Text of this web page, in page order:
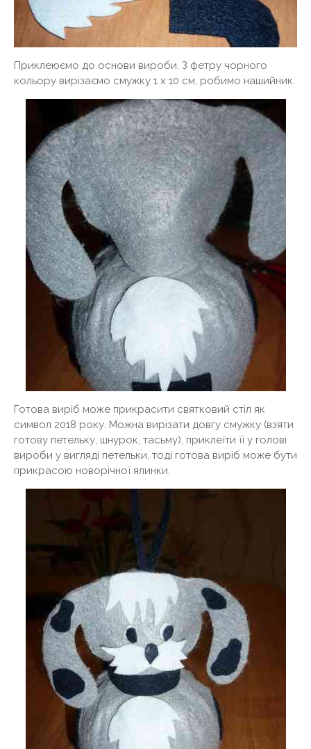
Приклеюємо до основи вироби. З фетру чорного
кольору вирізаємо смужку 1 х 10 см, робимо нашийник.
Готова виріб може прикрасити святковий стіл як
символ 2018 року. Можна вирізати довгу смужку (взяти
готову петельку, шнурок, тасьму), приклеїти її у голові
вироби у вигляді петельки, тоді готова виріб може бути
прикрасою новорічної ялинки.